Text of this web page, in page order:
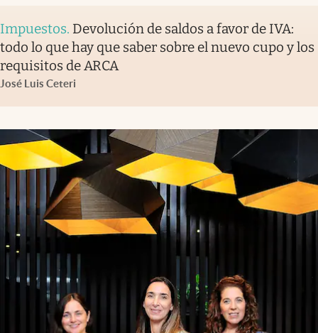
Impuestos. Devolución de saldos a favor de IVA:
todo lo que hay que saber sobre el nuevo cupo y los
requisitos de ARCA
José Luis Ceteri